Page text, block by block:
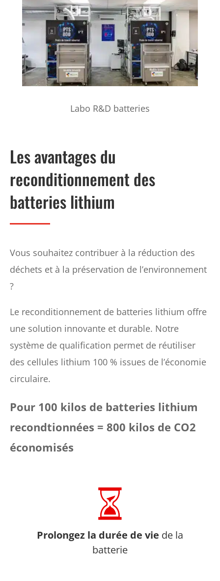
Labo R&D batteries
Les avantages du
reconditionnement des
batteries lithium
Vous souhaitez contribuer à la réduction des
déchets et à la préservation de l’environnement
?
Le reconditionnement de batteries lithium offre
une solution innovante et durable. Notre
système de qualification permet de réutiliser
des cellules lithium 100 % issues de l’économie
circulaire.
Pour 100 kilos de batteries lithium
recondtionnées = 800 kilos de CO2
économisés
Prolongez la durée de vie de la
batterie